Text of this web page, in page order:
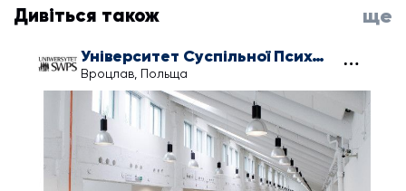
Дивіться також ще
Університет Суспільної Психології і Гуманітарних Наук у Вроцлаві
Вроцлав, Польща